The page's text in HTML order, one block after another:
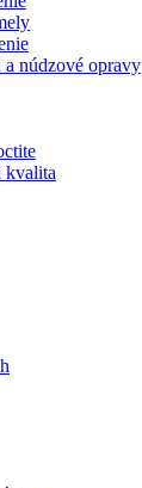
núdzové opravy
kvalita